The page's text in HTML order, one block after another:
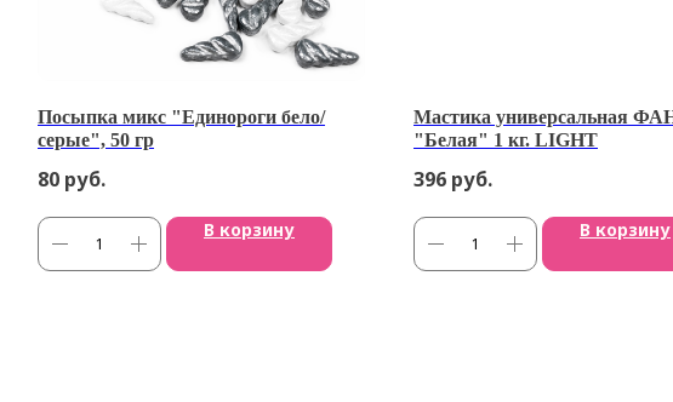
Посыпка микс "Единороги бело/
серые", 50 гр
80 руб.
В корзину
Мастика универсальная
"Белая" 1 кг. LIGHT
396 руб.
В корзину